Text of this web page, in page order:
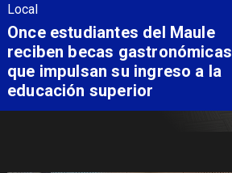
Local
Once estudiantes del Maule
reciben becas gastronómicas
que impulsan su ingreso a la
educación superior